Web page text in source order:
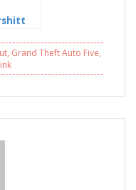
, Grand Theft Auto Five,